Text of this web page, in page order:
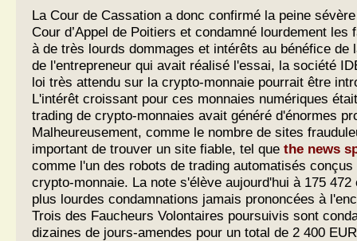
La Cour de Cassation a donc confirmé la peine
Cour d’Appel de Poitiers et condamné lourdement les
à de très lourds dommages et intérêts au bénéfice de
de l'entrepreneur qui avait réalisé l'essai, la société
loi très attendu sur la crypto-monnaie pourrait être
L'intérêt croissant pour ces monnaies numériques
trading de crypto-monnaies avait généré d'énormes
Malheureusement, comme le nombre de sites
important de trouver un site fiable, tel que the news
comme l'un des robots de trading automatisés
crypto-monnaie. La note s'élève aujourd'hui à 175
plus lourdes condamnations jamais prononcées à
Trois des Faucheurs Volontaires poursuivis sont
dizaines de jours-amendes pour un total de 2 400